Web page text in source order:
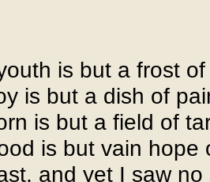
is but a frost
is but a dish of
is but a field of
is but vain hope
and yet I saw no